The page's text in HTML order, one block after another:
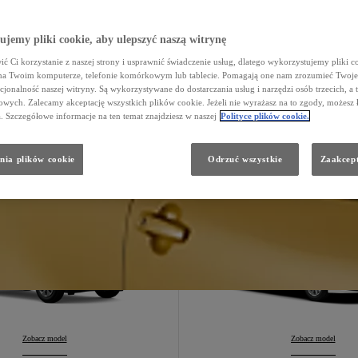
Aygo X:
Konfiguruj
Cross
110 900 zł
Yaris Cross:
Zobacz model
Corolla
127 900 zł
Corolla Hatchback
Zobacz model
pliki cookie, aby ulepszyć naszą witrynę
Ci korzystanie z naszej strony i usprawnić świadczenie usług, dlatego wykorzystujemy pliki
Twoim komputerze, telefonie komórkowym lub tablecie. Pomagają one nam zrozumieć
naszej witryny. Są wykorzystywane do dostarczania usług i narzędzi osób trzecich, a
Zalecamy akceptację wszystkich plików cookie. Jeżeli nie wyrażasz na to zgody, możesz
Szczegółowe informacje na ten temat znajdziesz w naszej Polityce plików cookie.
Odrzuć wszystkie
plików cookie